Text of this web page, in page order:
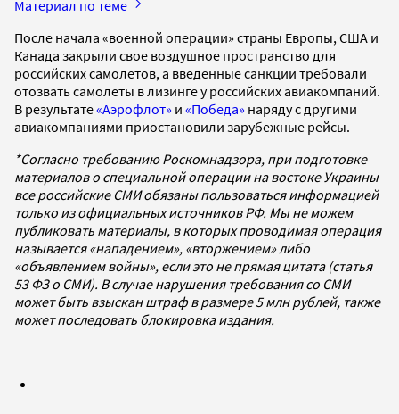
Материал по теме
После начала «военной операции» страны Европы, США и
Канада закрыли свое воздушное пространство для
российских самолетов, а введенные санкции требовали
отозвать самолеты в лизинге у российских авиакомпаний.
В результате«Аэрофлот» и «Победа» наряду с другими
авиакомпаниями приостановили зарубежные рейсы.
*Согласно требованию Роскомнадзора, при подготовке
материалов о специальной операции на востоке Украины
все российские СМИ обязаны пользоваться информацией
только из официальных источников РФ. Мы не можем
публиковать материалы, в которых проводимая операция
называется «нападением», «вторжением» либо
«объявлением войны», если это не прямая цитата (статья
53 ФЗ о СМИ). В случае нарушения требования со СМИ
может быть взыскан штраф в размере 5 млн рублей, также
может последовать блокировка издания.